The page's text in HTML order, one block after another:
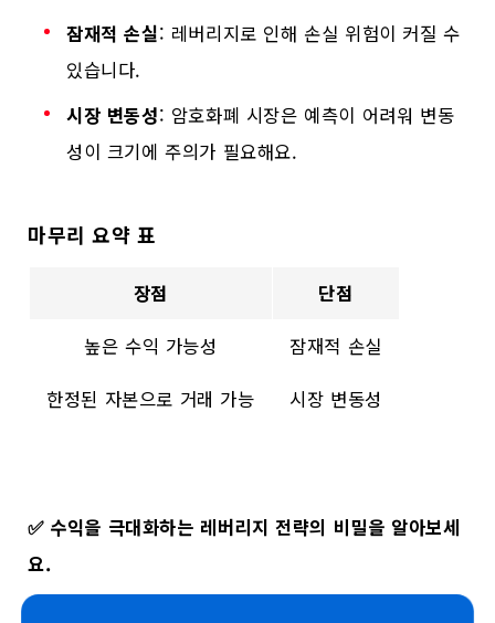
잠재적 손실: 레버리지로 인해 손실 위험이 커질 수
있습니다.
시장 변동성: 암호화폐 시장은 예측이 어려워 변동
성이 크기에 주의가 필요해요.
마무리 요약 표
장점
단점
높은 수익 가능성
잠재적 손실
한정된 자본으로 거래 가능
시장 변동성
✅ 수익을 극대화하는 레버리지 전략의 비밀을 알아보세
요.